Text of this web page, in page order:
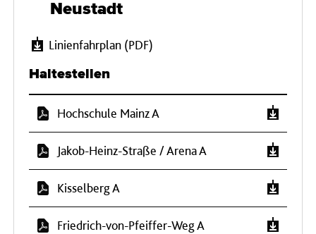
Neustadt
Linienfahrplan (PDF)
Haltestellen
Hochschule Mainz A
Jakob-Heinz-Straße / Arena A
Kisselberg A
Friedrich-von-Pfeiffer-Weg A